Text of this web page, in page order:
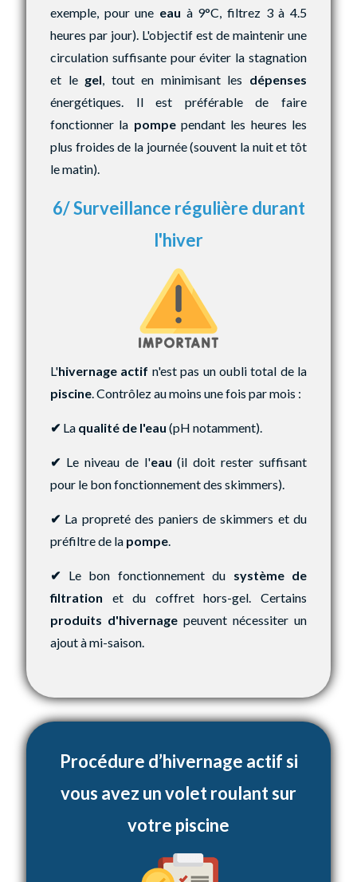
exemple, pour une eau à 9°C, filtrez 3 à 4.5
heures par jour). L'objectif est de maintenir une
circulation suffisante pour éviter la stagnation
et le gel , tout en minimisant les dépenses
énergétiques. Il est préférable de faire
fonctionner la pompependant les heures les
plus froides de la journée (souvent la nuit et tôt
le matin).
6/ Surveillance régulière durant
l'hiver
L'hivernage actif n'est pas un oubli total de la
piscine . Contrôlez au moins une fois par mois :
✔ La qualité de l'eau (pH notamment).
✔ Le niveau de l'eau (il doit rester suffisant
pour le bon fonctionnement des skimmers).
✔ La propreté des paniers de skimmers et du
préfiltre de la pompe
✔ Le bon fonctionnement du système de
filtration et du coffret hors-gel. Certains
produits d'hivernage peuvent nécessiter un
ajout à mi-saison.
Procédure d’hivernage actif si
vous avez un volet roulant sur
votre piscine